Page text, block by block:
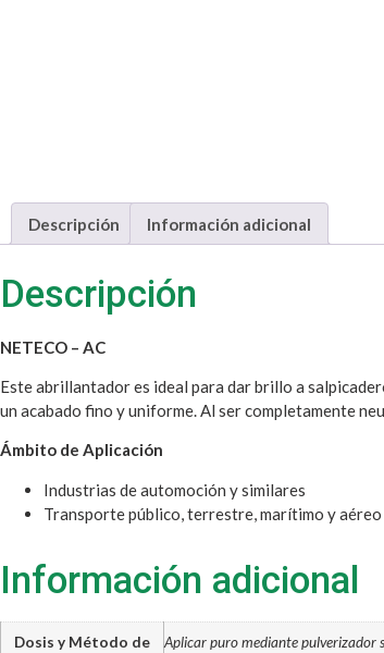
Descripción Información adicional
Descripción
NETECO – AC
Este abrillantador es ideal para dar brillo a
un acabado fino y uniforme. Al ser completamente
Ámbito de Aplicación
Industrias de automoción y similares
Transporte público, terrestre, marítimo y aéreo
Información adicional
Dosis y Método de
Aplicar puro mediante pulverizador